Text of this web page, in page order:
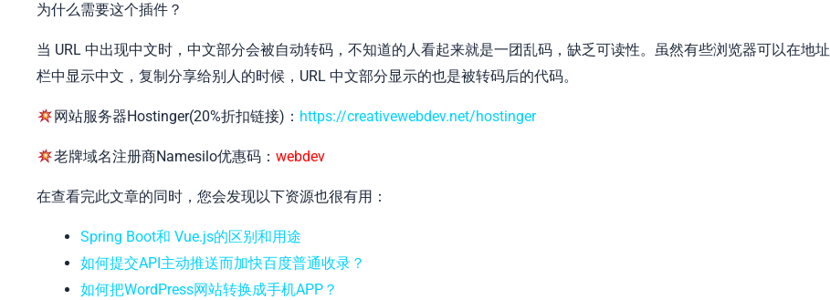
为什么需要这个插件？
当 URL 中出现中文时，中文部分会被自动转码，不知道的人看起来就是一团乱码，缺乏可读性。虽然有些浏览器可以在地址
栏中显示中文，复制分享给别人的时候，URL 中文部分显示的也是被转码后的代码。
网站服务器Hostinger(20%折扣链接)： https://creativewebdev.net/hostinger
老牌域名注册商Namesilo优惠码： webdev
在查看完此文章的同时，您会发现以下资源也很有用：
Spring Boot和 Vue.js的区别和用途
如何提交API主动推送而加快百度普通收录？
如何把WordPress网站转换成手机APP？